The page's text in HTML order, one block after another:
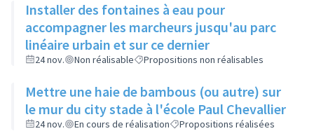
Installer des fontaines à eau pour
accompagner les marcheurs jusqu'au parc
linéaire urbain et sur ce dernier
24 nov. Non réalisable Propositions non réalisables
Mettre une haie de bambous (ou autre) sur
le mur du city stade à l'école Paul Chevallier
24 nov. En cours de réalisation Propositions réalisées